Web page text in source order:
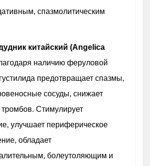
спазмолитическим
китайский (Angelica
наличию феруловой
предотвращает спазмы,
сосуды, снижает
Стимулирует
улучшает периферическое
обладает
болеутоляющим и